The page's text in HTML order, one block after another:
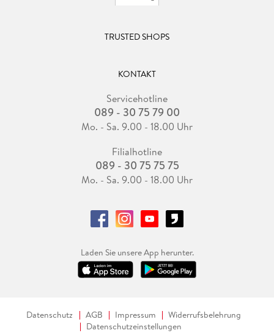
TRUSTED SHOPS
KONTAKT
Servicehotline
089 - 30 75 79 00
Mo. - Sa. 9.00 - 18.00 Uhr
Filialhotline
089 - 30 75 75 75
Mo. - Sa. 9.00 - 18.00 Uhr
Laden Sie unsere App herunter.
Datenschutz AGB Impressum
Widerrufsbelehrung
Datenschutzeinstellungen